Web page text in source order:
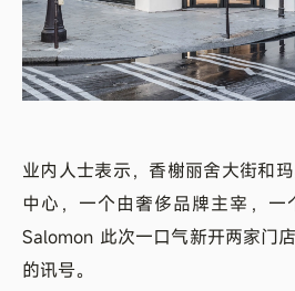
业内人士表示，香榭丽舍大街和
中心，一个由奢侈品牌主宰，一
Salomon 此次一口气新开两家门
的讯号。